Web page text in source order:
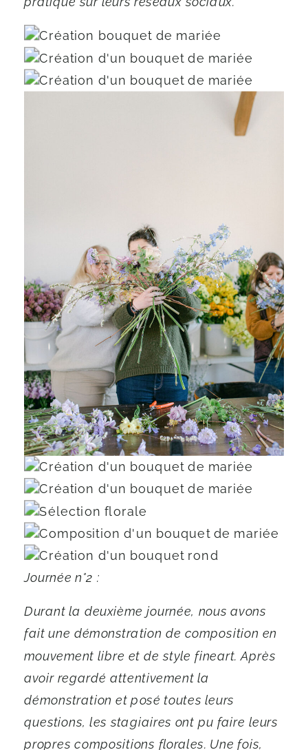
Journée n°2 :
Durant la deuxième journée, nous avons
fait une démonstration de composition en
mouvement libre et de style fineart. Après
avoir regardé attentivement la
démonstration et posé toutes leurs
questions, les stagiaires ont pu faire leurs
propres compositions florales. Une fois,